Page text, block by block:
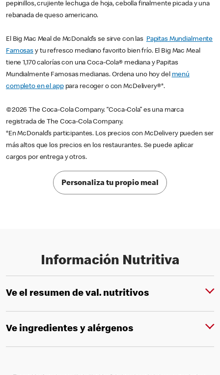
pepinillos, crujiente lechuga de hoja, cebolla finalmente picada y una
rebanada de queso americano.
El Big Mac Meal de McDonald’s se sirve con las Papitas Mundialmente
Famosas y tu refresco mediano favorito bien frío. El Big Mac Meal
tiene 1,170 calorías con una Coca-Cola® mediana y Papitas
Mundialmente Famosas medianas. Ordena uno hoy del menú
completo en el apppara recoger o con McDelivery®*.
©2026 The Coca-Cola Company. “Coca-Cola” es una marca
registrada de The Coca-Cola Company.
*En McDonald’s participantes. Los precios con McDelivery pueden ser
más altos que los precios en los restaurantes. Se puede aplicar
cargos por entrega y otros.
Personaliza tu propio meal
Información Nutritiva
Ve el resumen de val. nutritivos
Ve ingredientes y alérgenos